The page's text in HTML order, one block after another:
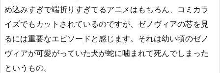
め込みすぎで端折りすぎてるアニメはもちろん、コミカラ
イズでもカットされているのですが、ゼノヴィアの芯を見
るには重要なエピソードと感じます。それは幼い頃のゼノ
ヴィアが可愛がっていた犬が蛇に噛まれて死んでしまった
というもの。